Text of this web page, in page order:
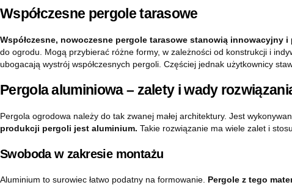
Współczesne pergole tarasowe
Współczesne, nowoczesne pergole tarasowe stanowią
do ogrodu. Mogą przybierać różne formy, w zależności od konstrukcji i
ubogacają wystrój współczesnych pergoli. Częściej jednak użytkownicy
Pergola aluminiowa – zalety i wady
Pergola ogrodowa należy do tak zwanej małej architektury. Jest
produkcji pergoli jest aluminium. Takie rozwiązanie ma wiele zalet i
Swoboda w zakresie montażu
Aluminium to surowiec łatwo podatny na formowanie. Pergole z tego